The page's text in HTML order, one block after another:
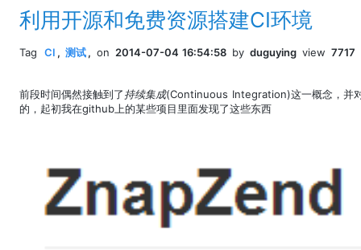
利用开源和免费资源搭建CI环境
Tag CI , 测试, on 2014-07-04 16:54:58 by duguying view 7717
前段时间偶然接触到了持续集成(Continuous Integration)这一概念，并
的，起初我在github上的某些项目里面发现了这些东西